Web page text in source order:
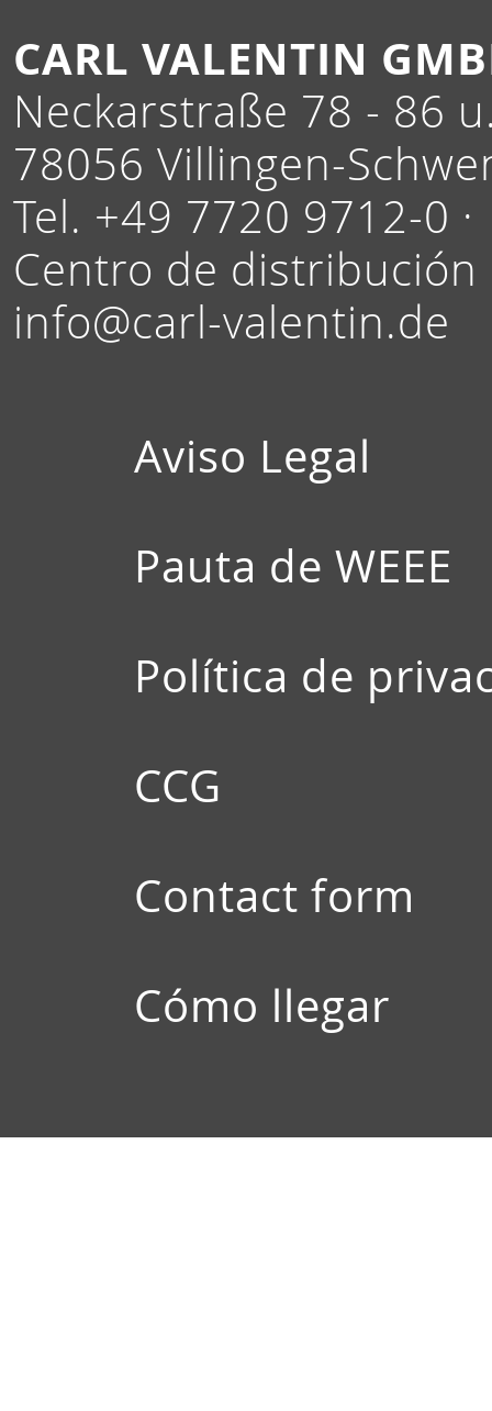
CARL VALENTIN
Neckarstraße 78 - 86
78056 Villingen-
Tel. +49 7720 9712-0 ·
Centro de distribución
info@carl-valentin.de
Aviso Legal
Pauta de WEEE
Política de
CCG
Contact form
Cómo llegar